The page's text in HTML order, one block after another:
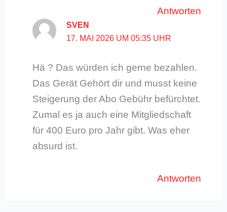
Antworten
SVEN
17. MAI 2026 UM 05:35 UHR
Hä ? Das würden ich gerne bezahlen.
Das Gerät Gehört dir und musst keine
Steigerung der Abo Gebühr befürchtet.
Zumal es ja auch eine Mitgliedschaft
für 400 Euro pro Jahr gibt. Was eher
absurd ist.
Antworten